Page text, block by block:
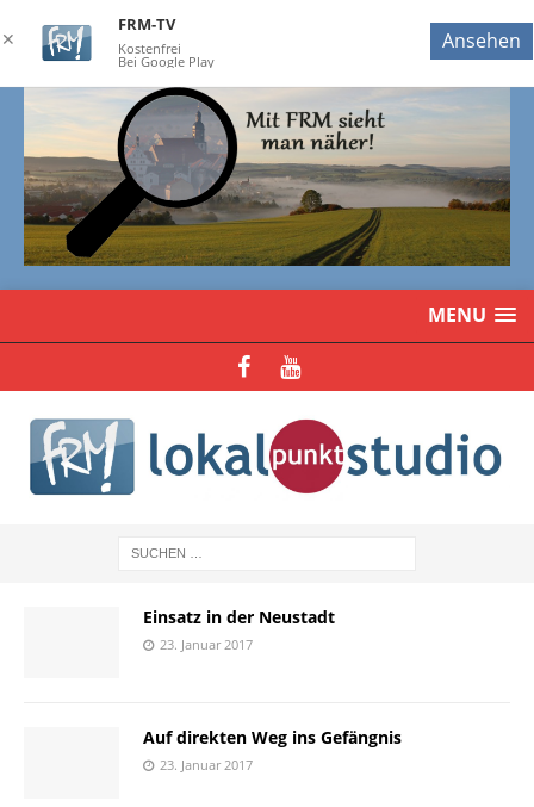
MENU
Einsatz in der Neustadt
23. Januar 2017
Auf direkten Weg ins Gefängnis
23. Januar 2017
✕
FRM-TV
Kostenfrei
Bei Google Play
Ansehen